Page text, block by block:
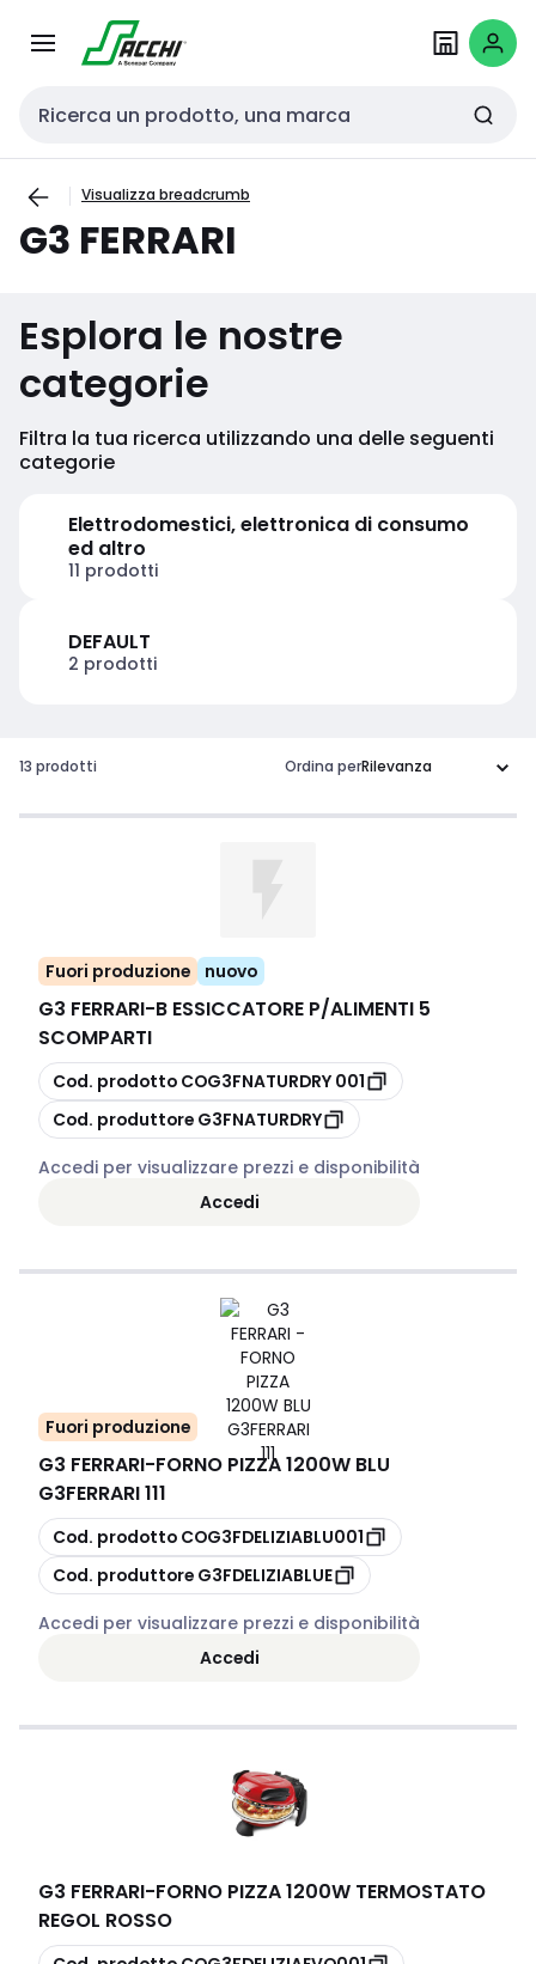
navigazionecontenuto
Cerca input
Visualizza breadcrumb
G3 FERRARI
Esplora le nostre
categorie
Filtra la tua ricerca utilizzando una delle seguenti
categorie
Elettrodomestici, elettronica di consumo
ed altro
11 prodotti
DEFAULT
2 prodotti
13 prodotti Ordina per
Fuori produzione nuovo
G3 FERRARI-B ESSICCATORE P/ALIMENTI 5
SCOMPARTI
copia
Cod. prodotto
COG3FNATURDRY 001
copia
Cod. produttore G3FNATURDRY
Accedi per visualizzare prezzi e disponibilità
Accedi
Fuori produzione
G3 FERRARI-FORNO PIZZA 1200W BLU
G3FERRARI 111
copia
Cod. prodotto COG3FDELIZIABLU001
copia
Cod. produttore G3FDELIZIABLUE
Accedi per visualizzare prezzi e disponibilità
Accedi
G3 FERRARI-FORNO PIZZA 1200W TERMOSTATO
REGOL ROSSO
copia